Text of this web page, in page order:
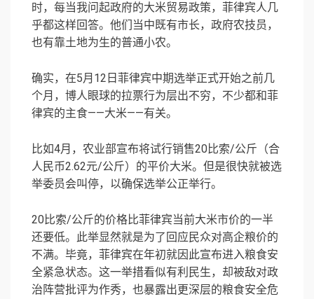
时，每当我问起政府的大米贸易政策，菲律宾人几
乎都这样回答。他们当中既有市长，政府农技员，
也有靠土地为生的普通小农。
确实，在5月12日菲律宾中期选举正式开始之前几
个月，博人眼球的拉票行为层出不穷，不少都和菲
律宾的主食——大米——有关。
比如4月，农业部宣布将试行销售20比索/公斤（合
人民币2.62元/公斤）的平价大米。但是很快就被选
举委员会叫停，以确保选举公正举行。
20比索/公斤的价格比菲律宾当前大米市价的一半
还要低。此举显然就是为了回应民众对高企粮价的
不满。毕竟，菲律宾在年初就因此宣布进入粮食安
全紧急状态。这一举措看似有利民生，却被敌对政
治阵营批评为作秀，也暴露出更深层的粮食安全危